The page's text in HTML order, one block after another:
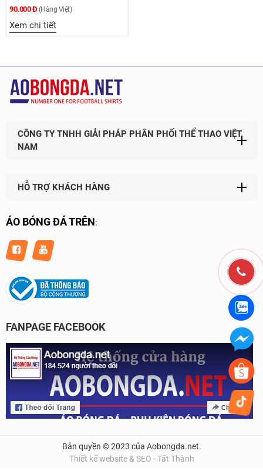
90.000 Đ (Hàng Việt)
Xem chi tiết
CÔNG TY TNHH GIẢI PHÁP PHÂN PHỐI THỂ THAO VIỆT
NAM
HỖ TRỢ KHÁCH HÀNG
ÁO BÓNG ĐÁ TRÊN:
FANPAGE FACEBOOK
Bản quyền © 2023 của Aobongda.net.
Thiết kế website & SEO - Tất Thành